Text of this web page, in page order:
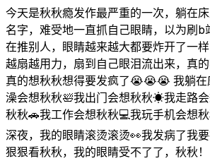
今天是秋秋瘾发作最严重的一次，躺在
名字，难受地一直抓自己眼睛，以为刷
在推别人，眼睛越来越大都要炸开了一样
越扇越用力，扇到自己眼泪流出来，真
真的想秋秋想得要发疯了😭😭😭 我躺
澡会想秋秋🛀我出门会想秋秋☀我走路
秋秋🚗我工作会想秋秋💻我玩手机会想
深夜，我的眼睛滚烫滚烫👀我发病了我
狠狠看秋秋，我的眼睛受不了了，秋秋！